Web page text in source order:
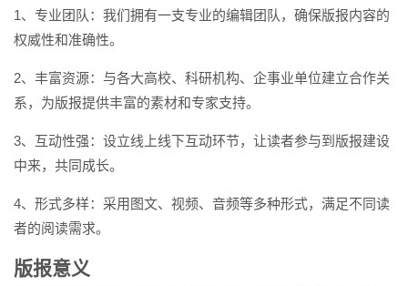
1、专业团队：我们拥有一支专业的编辑团队，确保版报内容的
权威性和准确性。
2、丰富资源：与各大高校、科研机构、企事业单位建立合作关
系，为版报提供丰富的素材和专家支持。
3、互动性强：设立线上线下互动环节，让读者参与到版报建设
中来，共同成长。
4、形式多样：采用图文、视频、音频等多种形式，满足不同读
者的阅读需求。
版报意义